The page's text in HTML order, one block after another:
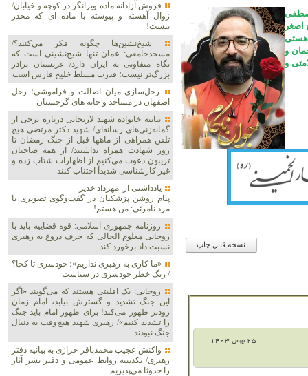
اصغر
هستی
و
و
نسخه قابل چاپ
25 بهمن 1403
فروش آزادانه ماده ویرانگر در کوچه و خیابان/
زوال آهسته و پیوسته با ماده ای که مخدر
نیست!
شیخ‌نشین‌ها چگونه فکر می‌کنند؟/
مسجدجامعی: عمان تنها شیخ‌نشینی است که
نگاه متفاوتی به ایران دارد/ عربستان برادر
بزرگ‌تر نیست؛ قدرت مسلط خلیج فارس است
رحل‌سازی میان اصالت و فراموشی؛ رحل
اصفهان در مساجد و خانه های گرجستان
بیانیه خانواده شهید لاریجانی درباره برخی از
گمانه‌زنی‌های رسانه‌ای/ شهید دکتر مرتضی هیچ
تلفن همراهی از ماهها قبل از جنگ رمضان تا
روز شهادت همراه نداشتند/ از همه صاحبان
تریبون دعوت می‌کنیم از اظهارات شتاب زده و
غیر کارشناسی شدیداً اجتناب کنند
یادداشتی از: مهرداد خدیر
پیام روشن پزشکیان در گفت‌و‌گوی تصویری با
مرد نامرئی: من هستم!
روزنامه جمهوری اسلامی: قوه قضاییه باید با
روحانی معلوم الحالی که حرف دروغ به رهبری
نسبت داد برخورد کند
«ما کاری به رهبری نداریم»؛ خودسری تا کجا؟
/ زنگ خطر خودسری در سیاست
روحانی: یک اقلیتی هستند که می‌گویند «اگر
این جنگ تشدید و گسترش بیابد، امام زمان
زودتر ظهور می‌کند! برای ظهور امام باید جنگ
را تشدید کنیم»/ رهبری شهید هیچ‌وقت به دنبال
جنگ نبودند
واکنش عجیب محمدباقر خرازی به بیانیه دفتر
رهبری/ تکذیبیه روابط عمومی و دفتر نشر آثار
را حدوثا می‌پذیریم